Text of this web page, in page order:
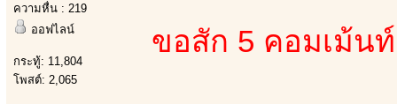
ความหื่น : 219
ออฟไลน์
กระทู้: 11,804
โพสต์: 2,065
ขอสัก 5 คอมเม้